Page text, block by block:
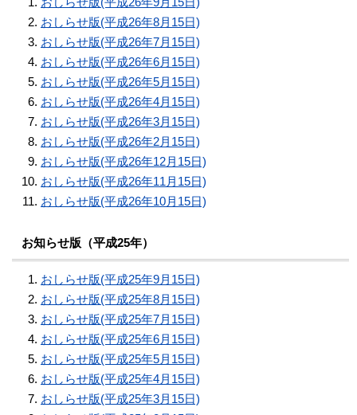
おしらせ版(平成26年8月15日)
おしらせ版(平成26年7月15日)
おしらせ版(平成26年6月15日)
おしらせ版(平成26年5月15日)
おしらせ版(平成26年4月15日)
おしらせ版(平成26年3月15日)
おしらせ版(平成26年2月15日)
おしらせ版(平成26年12月15日)
おしらせ版(平成26年11月15日)
おしらせ版(平成26年10月15日)
お知らせ版（平成25年）
おしらせ版(平成25年9月15日)
おしらせ版(平成25年8月15日)
おしらせ版(平成25年7月15日)
おしらせ版(平成25年6月15日)
おしらせ版(平成25年5月15日)
おしらせ版(平成25年4月15日)
おしらせ版(平成25年3月15日)